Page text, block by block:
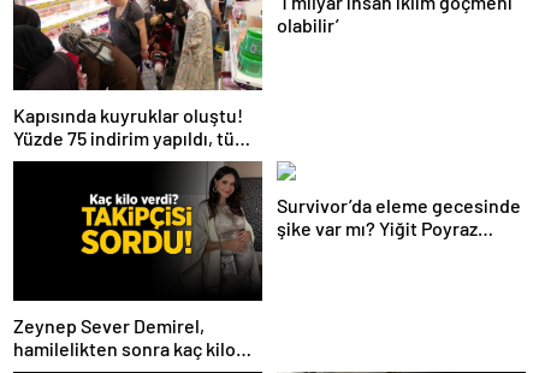
Kapısında kuyruklar oluştu!
Yüzde 75 indirim yapıldı, tüm
ürünler kapış kapış gitti
olabilir’
Zeynep Sever Demirel,
hamilelikten sonra kaç kilo
Survivor’da eleme gecesinde
şike var mı? Yiğit Poyraz